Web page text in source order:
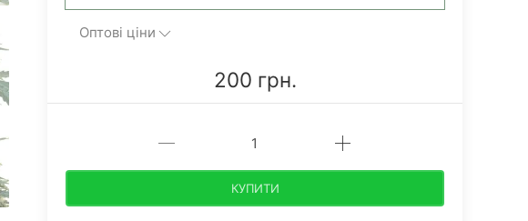
Оптові ціни
200 грн.
КУПИТИ